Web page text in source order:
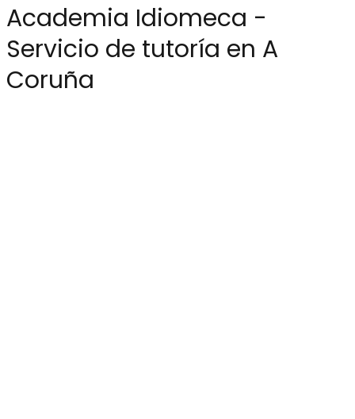
Academia Idiomeca -
Servicio de tutoría en A
Coruña